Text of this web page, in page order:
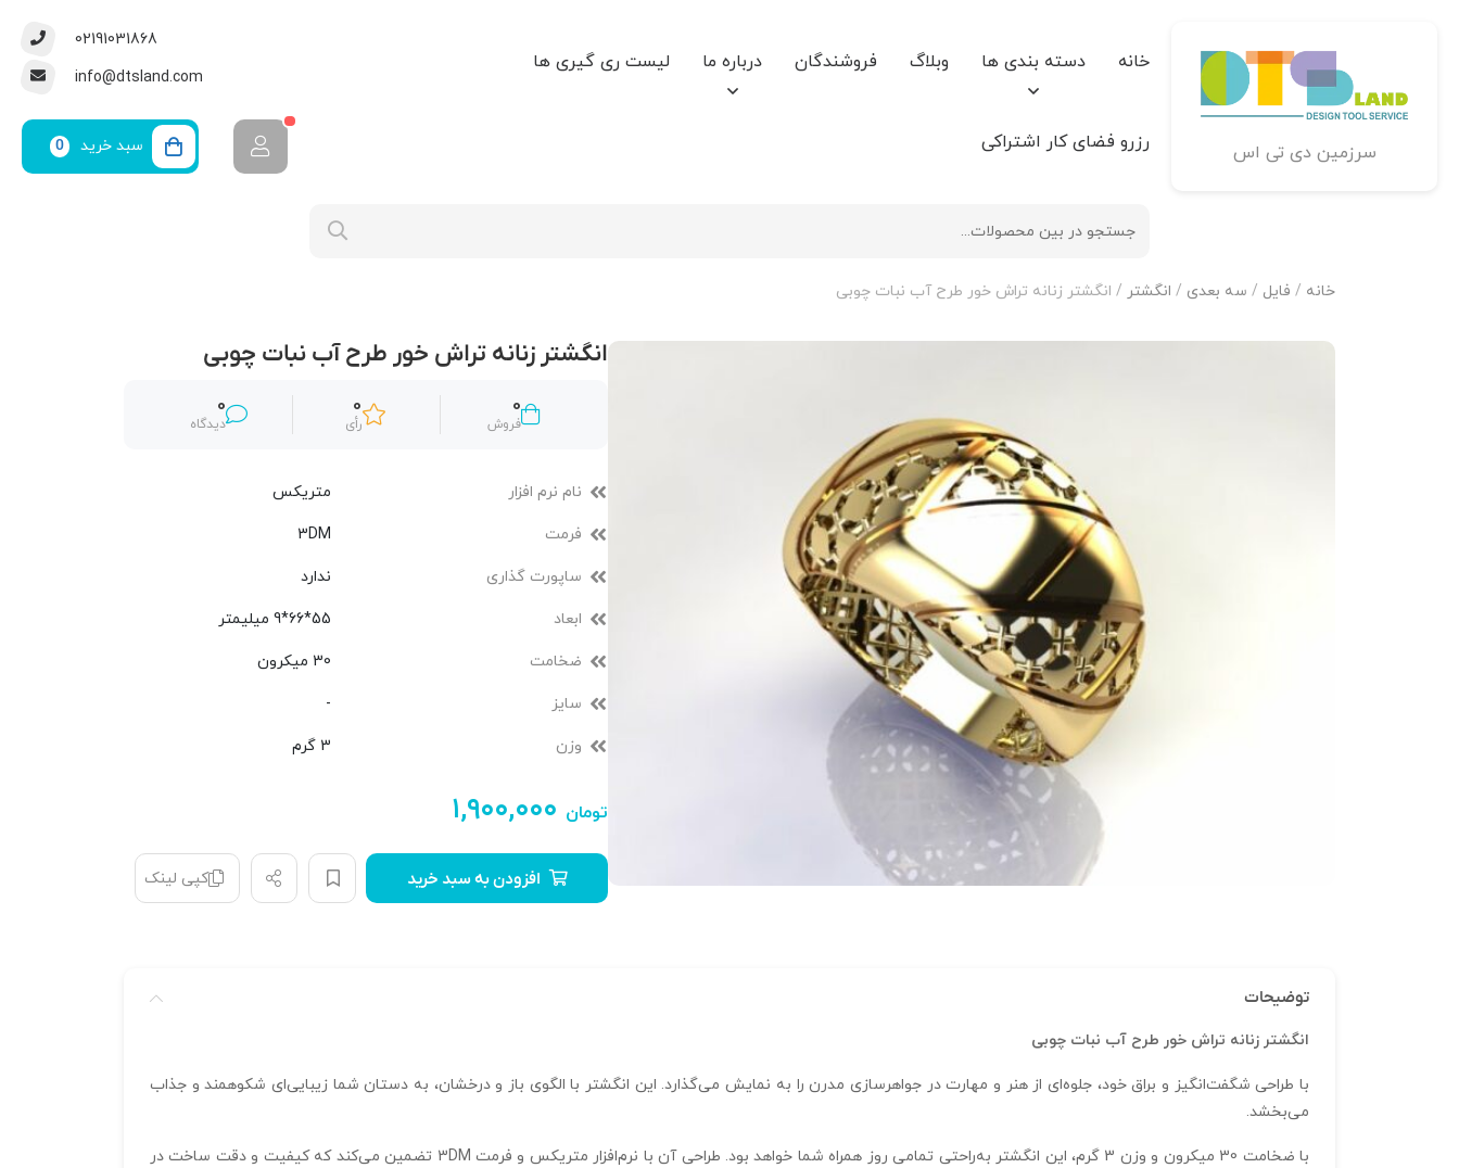
سرزمین دی تی اس
خانه دسته بندی ها وبلاگ فروشندگان درباره ما لیست ری گیری ها
رزرو فضای کار اشتراکی
02191031868
info@dtsland.com
سبد خرید 0
خانه / فایل / سه بعدی / انگشتر / انگشتر زنانه تراش خور طرح آب نبات چوبی
انگشتر زنانه تراش خور طرح آب نبات چوبی
0
فروش
0
رأی
0
دیدگاه
نام نرم افزار متریکس
فرمت 3DM
ساپورت گذاری ندارد
ابعاد 55*66*9 میلیمتر
ضخامت 30 میکرون
سایز -
وزن 3 گرم
۱,۹۰۰,۰۰۰ تومان
افزودن به سبد خرید کپی لینک
توضیحات
انگشتر زنانه تراش خور طرح آب نبات چوبی
با طراحی شگفت‌انگیز و براق خود، جلوه‌ای از هنر و مهارت در جواهرسازی مدرن را به نمایش می‌گذارد. این انگشتر با الگوی باز و درخشان، به دستان شما زیبایی‌ای شکوهمند و جذاب
می‌بخشد.
با ضخامت 30 میکرون و وزن 3 گرم، این انگشتر به‌راحتی تمامی روز همراه شما خواهد بود. طراحی آن با نرم‌افزار متریکس و فرمت 3DM تضمین می‌کند که کیفیت و دقت ساخت در